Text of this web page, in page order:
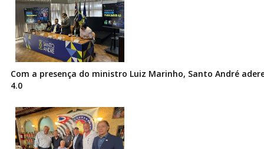
Com a presença do ministro Luiz Marinho, Santo André
4.0